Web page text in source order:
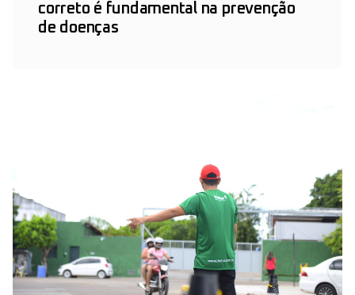
correto é fundamental na prevenção
de doenças